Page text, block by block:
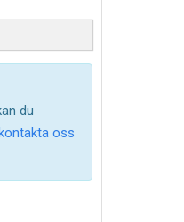
du
oss